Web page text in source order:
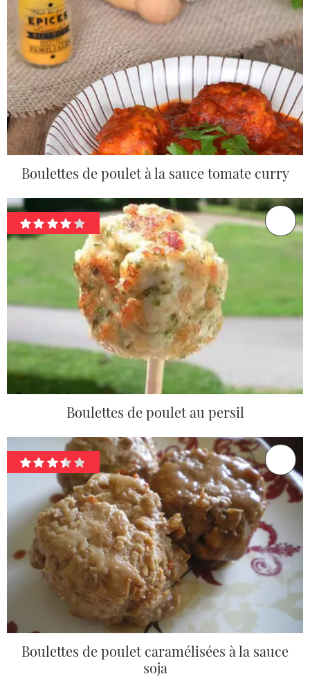
Boulettes de poulet à la sauce tomate curry
Boulettes de poulet au persil
Boulettes de poulet caramélisées à la sauce
soja